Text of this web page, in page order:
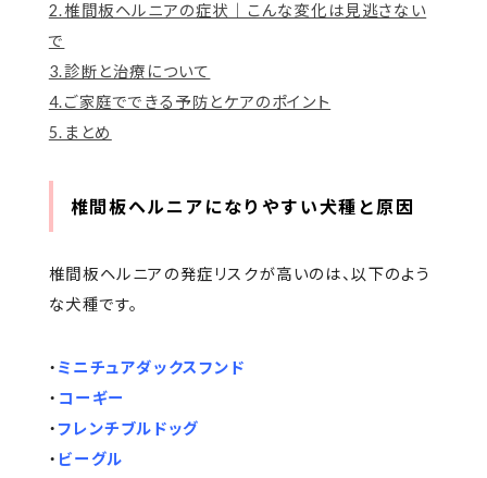
2.椎間板ヘルニアの症状｜こんな変化は見逃さない
で
3.診断と治療について
4.ご家庭でできる予防とケアのポイント
5.まとめ
椎間板ヘルニアになりやすい犬種と原因
椎間板ヘルニアの発症リスクが高いのは、以下のよう
な犬種です。
・ ミニチュアダックスフンド
・ コーギー
・フレンチブルドッグ
・ ビーグル